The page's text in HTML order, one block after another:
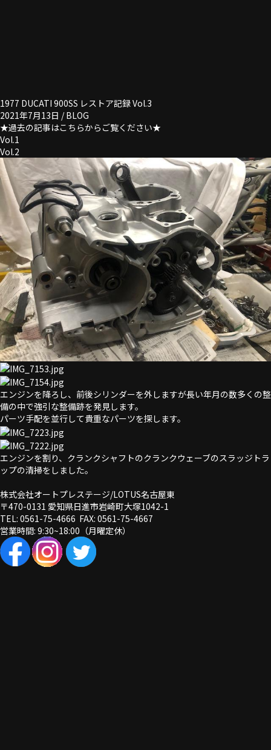
1977 DUCATI 900SS レストア記録 Vol.3
2021年7月13日 /BLOG
★過去の記事はこちらからご覧ください★
Vol.1
Vol.2
エンジンを降ろし、前後シリンダーを外しますが長い年月の数多くの整
備の中で強引な整備跡を発見します。
パーツ手配を並行して貴重なパーツを探します。
エンジンを割り、クランクシャフトのクランクウェーブのスラッジトラ
ップの清掃をしました。
株式会社オートプレステージ/LOTUS名古屋東
〒470-0131 愛知県日進市岩崎町大塚1042-1
TEL: 0561-75-4666 FAX: 0561-75-4667
営業時間: 9:30~18:00（月曜定休）